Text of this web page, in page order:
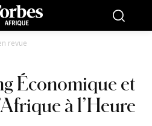
revue
Économique et
à l’Heure